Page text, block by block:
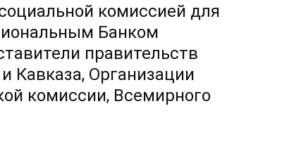
комиссией для
Банком
правительств
Кавказа, Организации
комиссии, Всемирного